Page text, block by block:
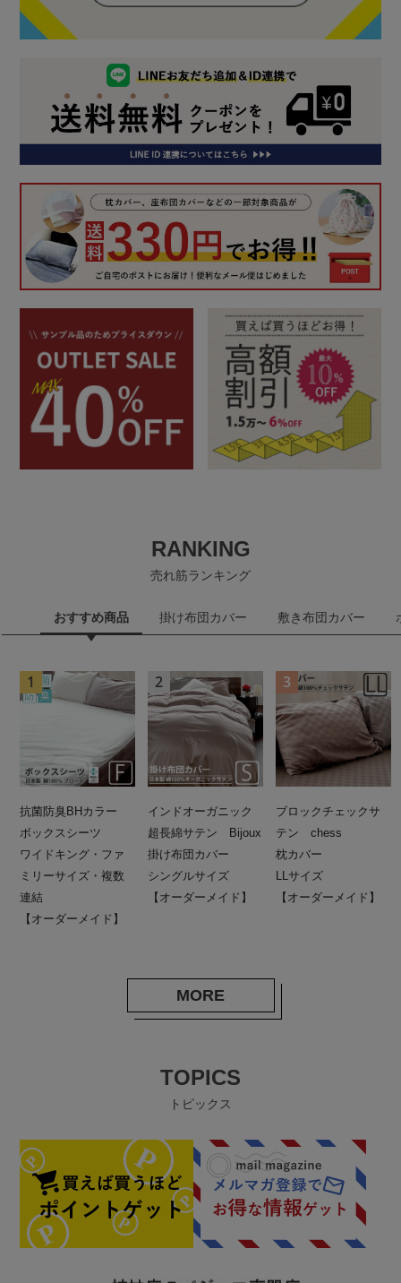
RANKING
売れ筋ランキング
おすすめ商品 掛け布団カバー 敷き布団カバー
抗菌防臭BHカラー
ボックスシーツ
ワイドキング・ファ
ミリーサイズ・複数
連結
【オーダーメイド】
インドオーガニック
超長綿サテン Bijoux
掛け布団カバー
シングルサイズ
【オーダーメイド】
ブロックチェックサ
テン chess
枕カバー
LLサイズ
【オーダーメイド】
MORE
TOPICS
トピックス